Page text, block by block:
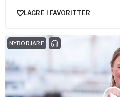
LAGRE I FAVORITTER
NYBÖRJARE